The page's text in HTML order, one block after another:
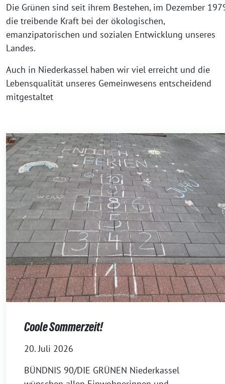
Die Grünen sind seit ihrem Bestehen, im Dezember
die treibende Kraft bei der ökologischen,
emanzipatorischen und sozialen Entwicklung unseres
Landes.
Auch in Niederkassel haben wir viel erreicht und die
Lebensqualität unseres Gemeinwesens entscheidend
mitgestaltet
Coole Sommerzeit!
20. Juli 2026
BÜNDNIS 90/DIE GRÜNEN Niederkassel